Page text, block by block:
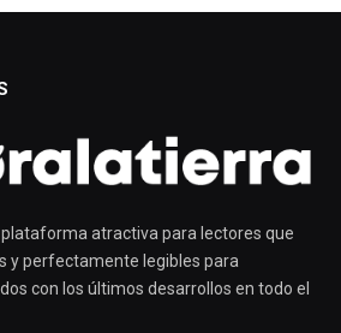
atractiva para lectores que
y perfectamente legibles para
con los últimos desarrollos en todo el